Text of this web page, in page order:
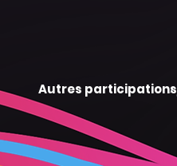
Autres participations